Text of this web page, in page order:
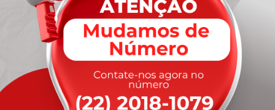
rapidez
que você precisa,
com a qualidade que vocêmerece.
Nossos motoristas são treinados para garantir a máxima